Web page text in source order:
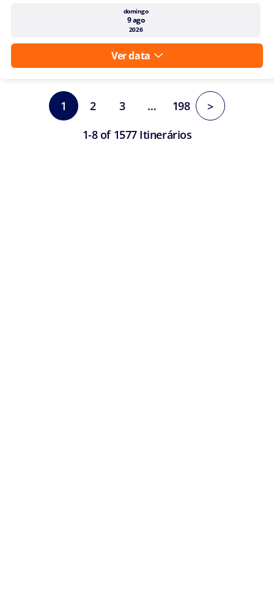
domingo
9 ago
2026
Ver data
1 2 3 … 198
>
1-8 of 1577 Itinerários